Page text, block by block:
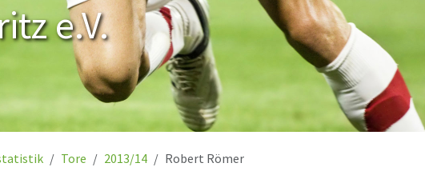
e.V.
Tore 2013/14 Robert Römer